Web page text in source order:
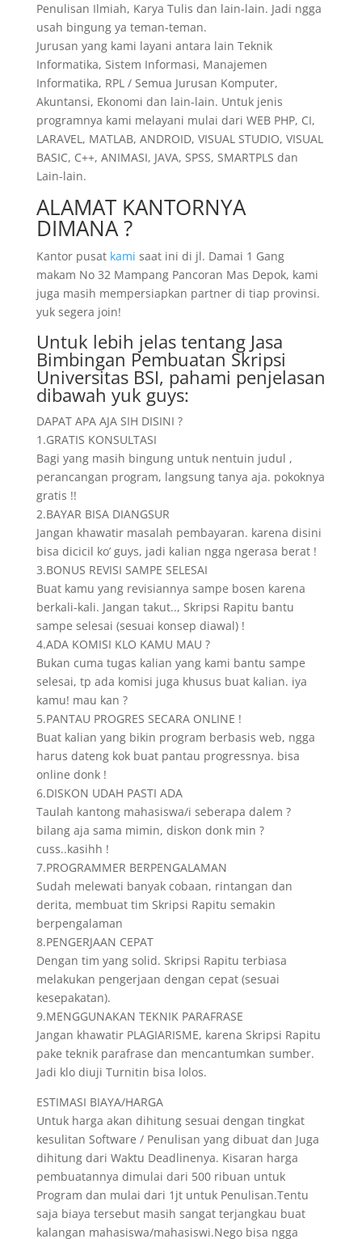
Penulisan Ilmiah, Karya Tulis dan lain-lain. Jadi ngga
usah bingung ya teman-teman.
Jurusan yang kami layani antara lain Teknik
Informatika, Sistem Informasi, Manajemen
Informatika, RPL / Semua Jurusan Komputer,
Akuntansi, Ekonomi dan lain-lain. Untuk jenis
programnya kami melayani mulai dari WEB PHP, CI,
LARAVEL, MATLAB, ANDROID, VISUAL STUDIO, VISUAL
BASIC, C++, ANIMASI, JAVA, SPSS, SMARTPLS dan
Lain-lain.
ALAMAT KANTORNYA
DIMANA ?
Kantor pusat kami saat ini di jl. Damai 1 Gang
makam No 32 Mampang Pancoran Mas Depok, kami
juga masih mempersiapkan partner di tiap provinsi.
yuk segera join!
Untuk lebih jelas tentang Jasa
Bimbingan Pembuatan Skripsi
Universitas BSI, pahami penjelasan
dibawah yuk guys:
DAPAT APA AJA SIH DISINI ?
1.GRATIS KONSULTASI
Bagi yang masih bingung untuk nentuin judul ,
perancangan program, langsung tanya aja. pokoknya
gratis !!
2.BAYAR BISA DIANGSUR
Jangan khawatir masalah pembayaran. karena disini
bisa dicicil ko’ guys, jadi kalian ngga ngerasa berat !
3.BONUS REVISI SAMPE SELESAI
Buat kamu yang revisiannya sampe bosen karena
berkali-kali. Jangan takut.., Skripsi Rapitu bantu
sampe selesai (sesuai konsep diawal) !
4.ADA KOMISI KLO KAMU MAU ?
Bukan cuma tugas kalian yang kami bantu sampe
selesai, tp ada komisi juga khusus buat kalian. iya
kamu! mau kan ?
5.PANTAU PROGRES SECARA ONLINE !
Buat kalian yang bikin program berbasis web, ngga
harus dateng kok buat pantau progressnya. bisa
online donk !
6.DISKON UDAH PASTI ADA
Taulah kantong mahasiswa/i seberapa dalem ?
bilang aja sama mimin, diskon donk min ?
cuss..kasihh !
7.PROGRAMMER BERPENGALAMAN
Sudah melewati banyak cobaan, rintangan dan
derita, membuat tim Skripsi Rapitu semakin
berpengalaman
8.PENGERJAAN CEPAT
Dengan tim yang solid. Skripsi Rapitu terbiasa
melakukan pengerjaan dengan cepat (sesuai
kesepakatan).
9.MENGGUNAKAN TEKNIK PARAFRASE
Jangan khawatir PLAGIARISME, karena Skripsi Rapitu
pake teknik parafrase dan mencantumkan sumber.
Jadi klo diuji Turnitin bisa lolos.
ESTIMASI BIAYA/HARGA
Untuk harga akan dihitung sesuai dengan tingkat
kesulitan Software / Penulisan yang dibuat dan Juga
dihitung dari Waktu Deadlinenya. Kisaran harga
pembuatannya dimulai dari 500 ribuan untuk
Program dan mulai dari 1jt untuk Penulisan.Tentu
saja biaya tersebut masih sangat terjangkau buat
kalangan mahasiswa/mahasiswi.Nego bisa ngga